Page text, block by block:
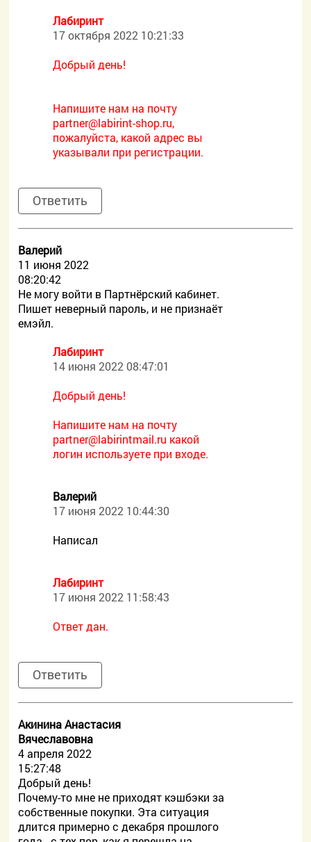
Лабиринт
17 октября 2022 10:21:33
Добрый день!
Напишите нам на почту
partner@labirint-shop.ru,
пожалуйста, какой адрес вы
указывали при регистрации.
Ответить
Валерий
11 июня 2022
08:20:42
Не могу войти в Партнёрский кабинет.
Пишет неверный пароль, и не признаёт
емэйл.
Лабиринт
14 июня 2022 08:47:01
Добрый день!
Напишите нам на почту
partner@labirintmail.ru какой
логин используете при входе.
Валерий
17 июня 2022 10:44:30
Написал
Лабиринт
17 июня 2022 11:58:43
Ответ дан.
Ответить
Акинина Анастасия
Вячеславовна
4 апреля 2022
15:27:48
Добрый день!
Почему-то мне не приходят кэшбэки за
собственные покупки. Эта ситуация
длится примерно с декабря прошлого